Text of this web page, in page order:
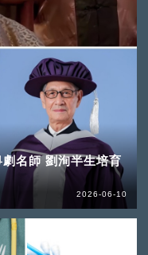
名師 劉洵半生培育
2026-06-10